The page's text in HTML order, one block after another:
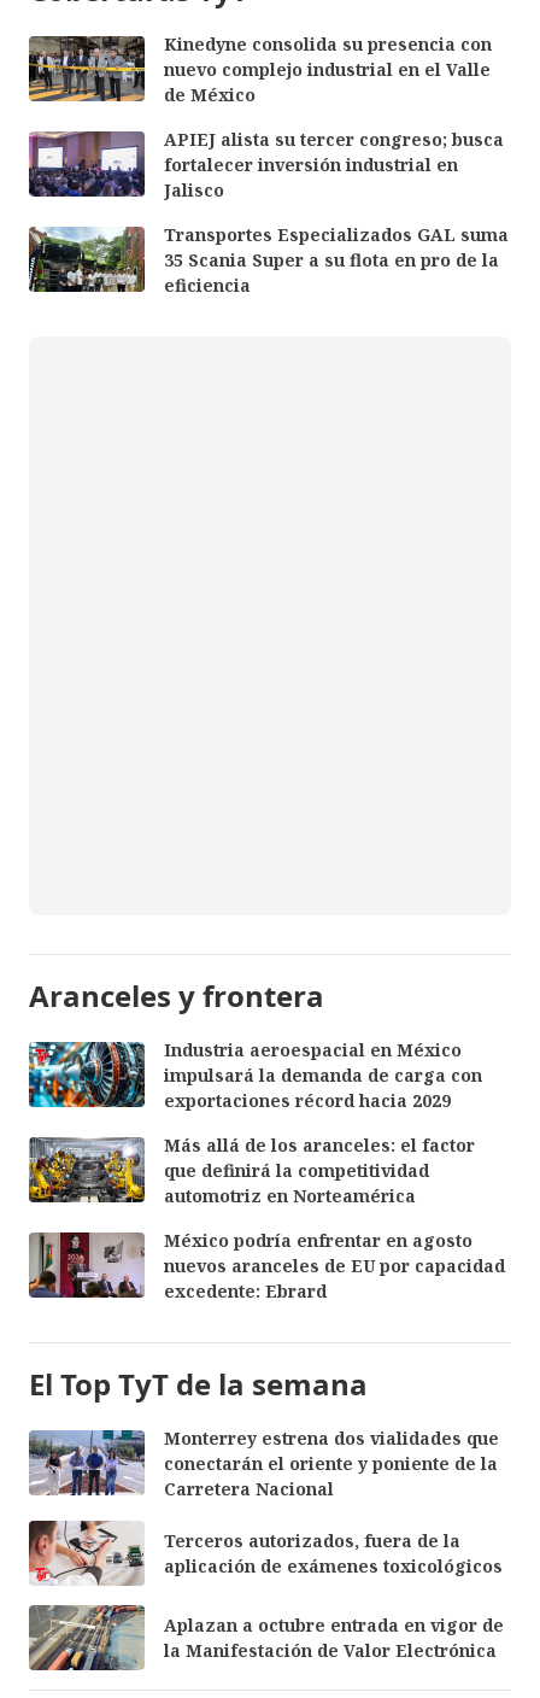
Kinedyne consolida su presencia con
nuevo complejo industrial en el Valle
de México
APIEJ alista su tercer congreso; busca
fortalecer inversión industrial en
Jalisco
Transportes Especializados GAL suma
35 Scania Super a su flota en pro de la
eficiencia
Aranceles y frontera
Industria aeroespacial en México
impulsará la demanda de carga con
exportaciones récord hacia 2029
Más allá de los aranceles: el factor
que definirá la competitividad
automotriz en Norteamérica
México podría enfrentar en agosto
nuevos aranceles de EU por capacidad
excedente: Ebrard
El Top TyT de la semana
Monterrey estrena dos vialidades que
conectarán el oriente y poniente de la
Carretera Nacional
Terceros autorizados, fuera de la
aplicación de exámenes toxicológicos
Aplazan a octubre entrada en vigor de
la Manifestación de Valor Electrónica